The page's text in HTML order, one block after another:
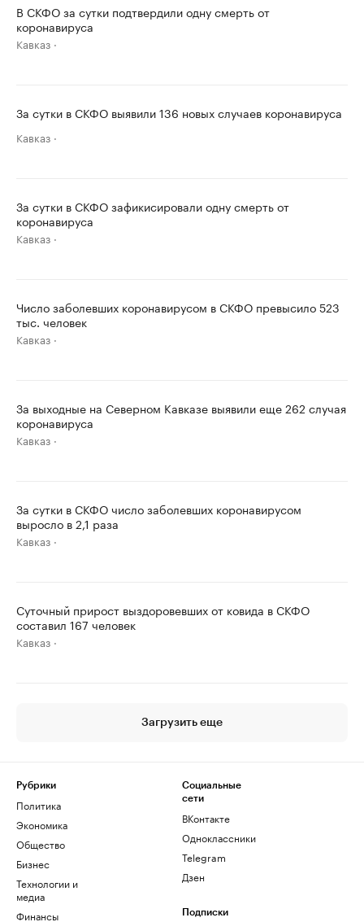
В СКФО за сутки подтвердили одну смерть от
коронавируса
Кавказ
За сутки в СКФО выявили 136 новых случаев коронавируса
Кавказ
За сутки в СКФО зафикисировали одну смерть от
коронавируса
Кавказ
Число заболевших коронавирусом в СКФО превысило 523
тыс. человек
Кавказ
За выходные на Северном Кавказе выявили еще 262 случая
коронавируса
Кавказ
За сутки в СКФО число заболевших коронавирусом
выросло в 2,1 раза
Кавказ
Суточный прирост выздоровевших от ковида в СКФО
составил 167 человек
Кавказ
Загрузить еще
Рубрики
Политика
Экономика
Общество
Бизнес
Технологии и
медиа
Финансы
Социальные
сети
ВКонтакте
Одноклассники
Telegram
Дзен
Подписки